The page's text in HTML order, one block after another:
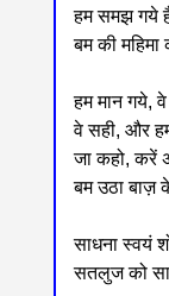
हम समझ गये
बम की
हम मान गये, वे
वे सही, और
जा कहो, करें
बम उठा बाज़
साधना स्वयं
सतलुज को